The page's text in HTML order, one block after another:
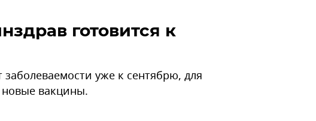
готовится к
уже к сентябрю, для
новые вакцины.